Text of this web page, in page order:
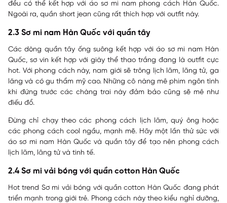
đều có thể kết hợp với áo sơ mi nam phong cách Hàn Quốc.
Ngoài ra, quần short jean cũng rất thích hợp với outfit này.
2.3 Sơ mi nam Hàn Quốc với quần tây
Các dòng quần tây ống suông kết hợp với áo sơ mi nam Hàn
Quốc, sơ vin kết hợp với giày thể thao trắng đang là outfit cực
hot. Với phong cách này, nam giới sẽ trông lịch lãm, lãng tử, ga
lăng và có gu thẩm mỹ cao. Những cô nàng mê phim ngôn tình
khi đứng trước các chàng trai này đảm bảo cũng sẽ mê như
điếu đổ.
Đừng chỉ chạy theo các phong cách lịch lãm, quý ông hoặc
các phong cách cool ngầu, mạnh mẽ. Hãy một lần thử sức với
áo sơ mi nam Hàn Quốc và quần tây để tạo nên phong cách
lịch lãm, lãng tử và tinh tế.
2.4 Sơ mi vải bóng với quần cotton Hàn Quốc
Hot trend Sơ mi vải bóng với quần cotton Hàn Quốc đang phát
triển mạnh trong giới trẻ. Phong cách này theo kiểu nghỉ dưỡng,